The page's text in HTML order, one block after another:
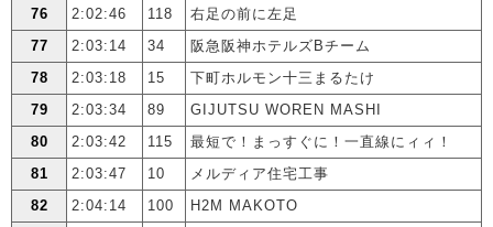
76
2:02:46 118
右足の前に左足
77
2:03:14 34
阪急阪神ホテルズBチーム
78
2:03:18 15
下町ホルモン十三まるたけ
79
2:03:34 89
GIJUTSU WOREN MASHI
80
2:03:42 115
最短で！まっすぐに！一直線にィィ！
81
2:03:47 10
メルディア住宅工事
82
2:04:14 100
H2M MAKOTO